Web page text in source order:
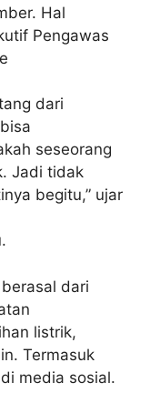
Hal
Pengawas
dari
seseorang
Jadi tidak
begitu,” ujar
dari
listrik,
Termasuk
media sosial.